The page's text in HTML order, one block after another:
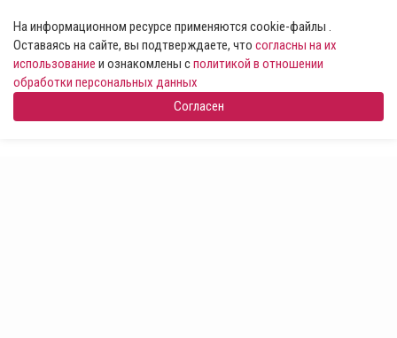
На информационном ресурсе применяются cookie-файлы .
Оставаясь на сайте, вы подтверждаете, что согласны на их
использование и ознакомлены сполитикой в отношении
обработки персональных данных
Согласен